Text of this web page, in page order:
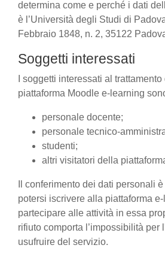
determina come e perché i dati
è l’Università degli Studi di
Febbraio 1848, n. 2, 35122
Soggetti interessati
I soggetti interessati al
piattaforma Moodle e-learning
personale docente;
personale tecnico-
studenti;
altri visitatori della
Il conferimento dei dati personali
potersi iscrivere alla piattaforma
partecipare alle attività in essa
rifiuto comporta l’impossibilità per
usufruire del servizio.